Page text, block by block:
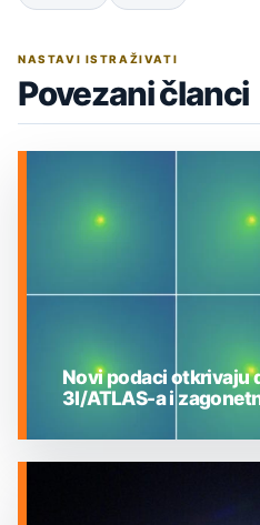
NASTAVI ISTRAŽIVATI
Povezani članci
Novi podaci otkrivaju
3I/ATLAS-a i